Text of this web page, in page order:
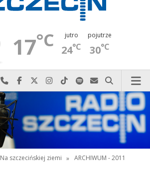
17°C jutro
24°C
pojutrze
30°C
Najlepiej po prostu do nas zadzwoń
Odwiedź nas na Facebook-u
Odwiedź nas na X
Odwiedź nas na Instagram-ie
Odwiedź nas na TikTok-u
Szukaj nas na Spotify
Wyślij do nas
Szukaj
Na szczecińskiej ziemi » ARCHIWUM - 2011